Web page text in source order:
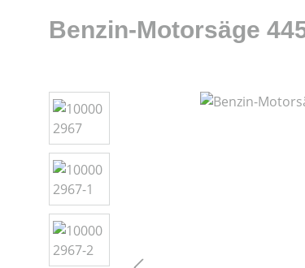
Benzin-Motorsäge
Bildergalerie überspringen